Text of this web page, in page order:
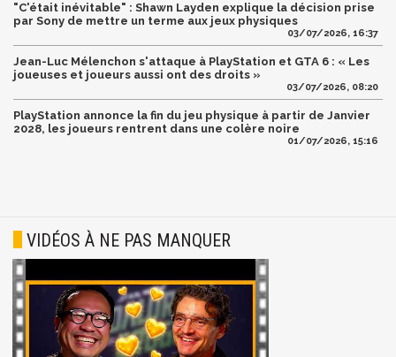
"C'était inévitable" : Shawn Layden explique la décision prise
par Sony de mettre un terme aux jeux physiques
03/07/2026, 16:37
Jean-Luc Mélenchon s'attaque à PlayStation et GTA 6 : « Les
joueuses et joueurs aussi ont des droits »
03/07/2026, 08:20
PlayStation annonce la fin du jeu physique à partir de Janvier
2028, les joueurs rentrent dans une colère noire
01/07/2026, 15:16
VIDÉOS À NE PAS MANQUER